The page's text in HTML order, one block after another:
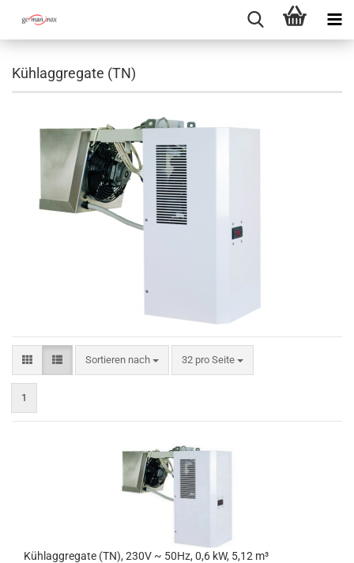
Kühlaggregate (TN)
Sortieren nach
Sortieren nach 32 pro Seite
pro Seite
1
Kühlaggregate (TN), 230V ~ 50Hz, 0,6 kW, 5,12 m³